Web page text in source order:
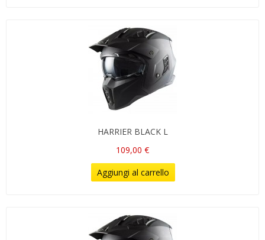
HARRIER BLACK L
109,00 €
Aggiungi al carrello